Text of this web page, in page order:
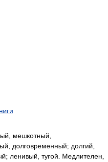
мешкотный,
долговременный; долгий,
ленивый, тугой. Медлителен,